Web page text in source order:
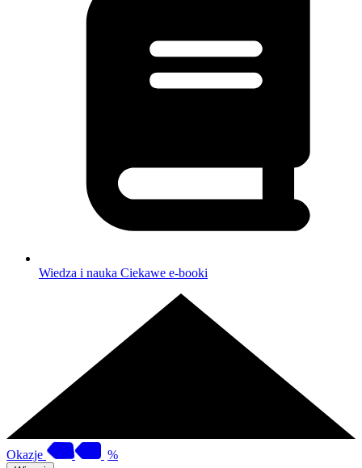
Wiedza i nauka Ciekawe e-booki
Okazje %